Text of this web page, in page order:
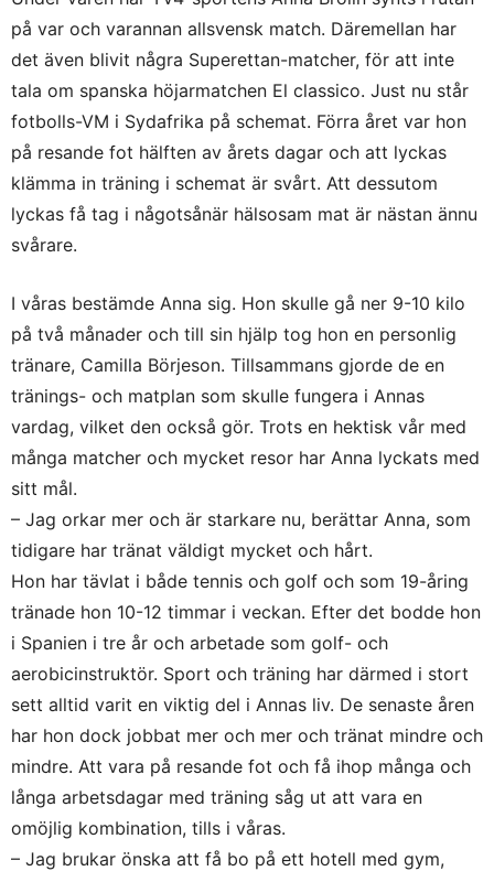
på var och varannan allsvensk match. Däremellan har
det även blivit några Superettan-matcher, för att inte
tala om spanska höjarmatchen El classico. Just nu står
fotbolls-VM i Sydafrika på schemat. Förra året var hon
på resande fot hälften av årets dagar och att lyckas
klämma in träning i schemat är svårt. Att dessutom
lyckas få tag i någotsånär hälsosam mat är nästan ännu
svårare.
I våras bestämde Anna sig. Hon skulle gå ner 9-10 kilo
på två månader och till sin hjälp tog hon en personlig
tränare, Camilla Börjeson. Tillsammans gjorde de en
tränings- och matplan som skulle fungera i Annas
vardag, vilket den också gör. Trots en hektisk vår med
många matcher och mycket resor har Anna lyckats med
sitt mål.
– Jag orkar mer och är starkare nu, berättar Anna, som
tidigare har tränat väldigt mycket och hårt.
Hon har tävlat i både tennis och golf och som 19-åring
tränade hon 10-12 timmar i veckan. Efter det bodde hon
i Spanien i tre år och arbetade som golf- och
aerobicinstruktör. Sport och träning har därmed i stort
sett alltid varit en viktig del i Annas liv. De senaste åren
har hon dock jobbat mer och mer och tränat mindre och
mindre. Att vara på resande fot och få ihop många och
långa arbetsdagar med träning såg ut att vara en
omöjlig kombination, tills i våras.
– Jag brukar önska att få bo på ett hotell med gym,